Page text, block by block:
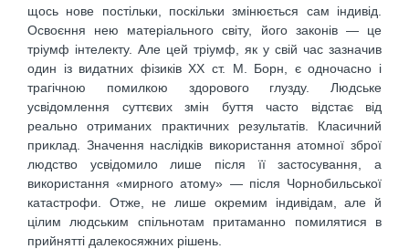
щось нове постільки, поскільки змінюється сам індивід.
Освоєння нею матеріального світу, його законів — це
тріумф інтелекту. Але цей тріумф, як у свій час зазначив
один із видатних фізиків XX ст. М. Борн, є одночасно і
трагічною помилкою здорового глузду. Людське
усвідомлення суттєвих змін буття часто відстає від
реально отриманих практичних результатів. Класичний
приклад. Значення наслідків використання атомної зброї
людство усвідомило лише після її застосування, а
використання «мирного атому» — після Чорнобильської
катастрофи. Отже, не лише окремим індивідам, але й
цілим людським спільнотам притаманно помилятися в
прийнятті далекосяжних рішень.